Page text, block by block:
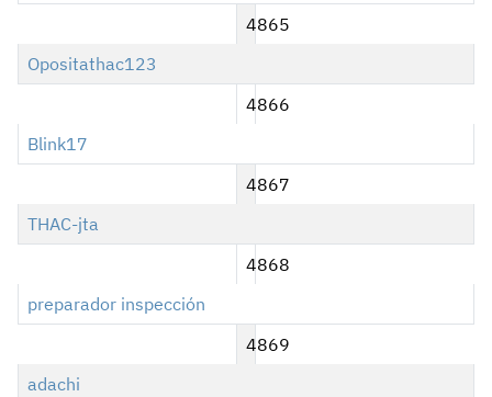
4865
Opositathac123
4866
Blink17
4867
THAC-jta
4868
preparador inspección
4869
adachi